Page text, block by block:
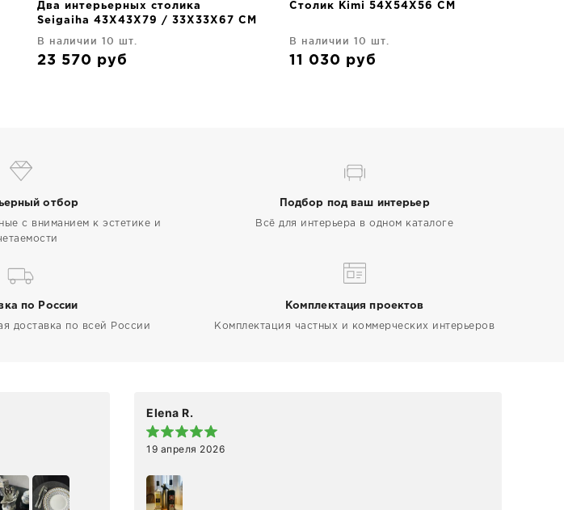
Два интерьерных столика
Seigaiha 43X43X79 / 33X33X67 CM
В наличии 10 шт.
23 570 руб
Столик Kimi 54X54X56 CM
В наличии 10 шт.
11 030 руб
отбор
с вниманием к эстетике и
Подбор под ваш интерьер
Всё для интерьера в одном каталоге
по России
доставка по всей России
Комплектация проектов
Комплектация частных и коммерческих интерьеров
Elena R.
19 апреля 2026